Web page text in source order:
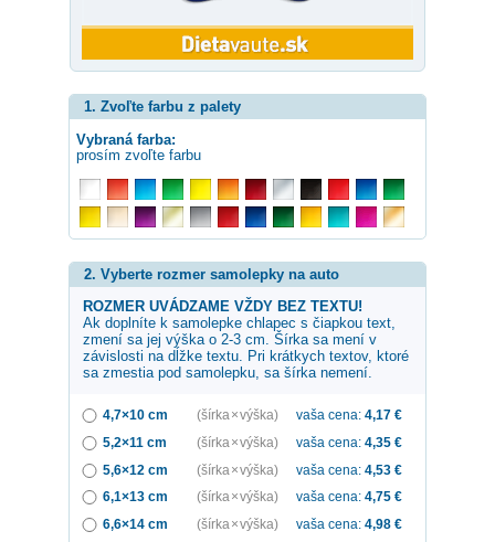
1. Zvoľte farbu z palety
Vybraná farba:
prosím zvoľte farbu
2. Vyberte rozmer samolepky na auto
ROZMER UVÁDZAME VŽDY BEZ TEXTU!
Ak doplníte k samolepke chlapec s čiapkou text,
zmení sa jej výška o 2-3 cm. Šírka sa mení v
závislosti na dĺžke textu. Pri krátkych textov, ktoré
sa zmestia pod samolepku, sa šírka nemení.
4,7×10 cm (šírka × výška) vaša cena: 4,17 €
5,2×11 cm
(šírka × výška) vaša cena: 4,35 €
5,6×12 cm
(šírka × výška) vaša cena: 4,53 €
6,1×13 cm
(šírka × výška) vaša cena: 4,75 €
6,6×14 cm
(šírka × výška) vaša cena: 4,98 €